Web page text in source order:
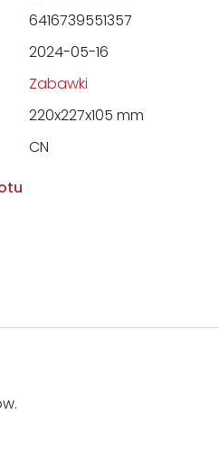
6416739551357
2024-05-16
Zabawki
220x227x105 mm
CN